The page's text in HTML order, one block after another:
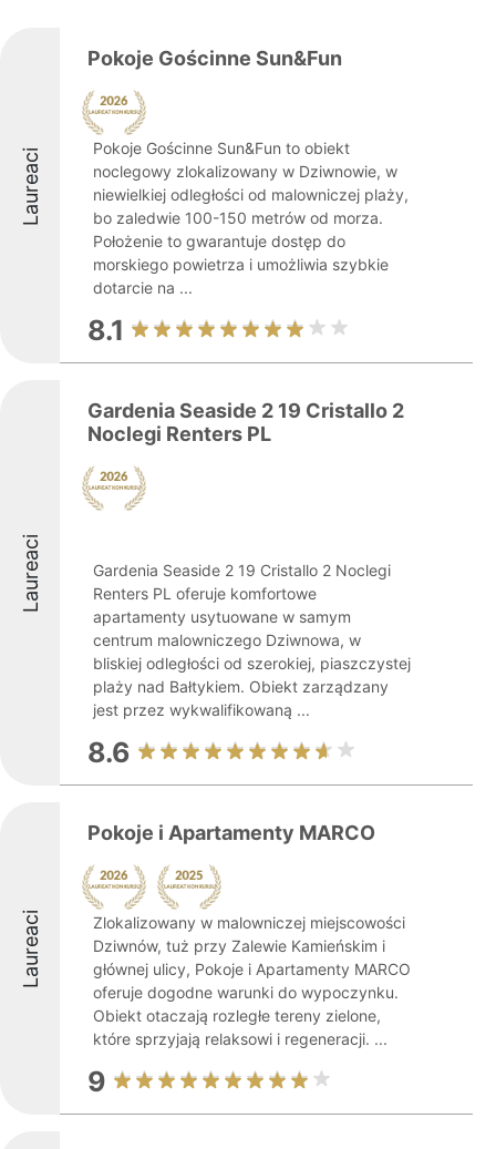
Laureaci
Pokoje Gościnne Sun&Fun
Pokoje Gościnne Sun&Fun to obiekt
noclegowy zlokalizowany w Dziwnowie, w
niewielkiej odległości od malowniczej plaży,
bo zaledwie 100-150 metrów od morza.
Położenie to gwarantuje dostęp do
morskiego powietrza i umożliwia szybkie
dotarcie na ...
8.1
Laureaci
Gardenia Seaside 2 19 Cristallo 2
Noclegi Renters PL
Gardenia Seaside 2 19 Cristallo 2 Noclegi
Renters PL oferuje komfortowe
apartamenty usytuowane w samym
centrum malowniczego Dziwnowa, w
bliskiej odległości od szerokiej, piaszczystej
plaży nad Bałtykiem. Obiekt zarządzany
jest przez wykwalifikowaną ...
8.6
Laureaci
Pokoje i Apartamenty MARCO
Zlokalizowany w malowniczej miejscowości
Dziwnów, tuż przy Zalewie Kamieńskim i
głównej ulicy, Pokoje i Apartamenty MARCO
oferuje dogodne warunki do wypoczynku.
Obiekt otaczają rozległe tereny zielone,
które sprzyjają relaksowi i regeneracji. ...
9